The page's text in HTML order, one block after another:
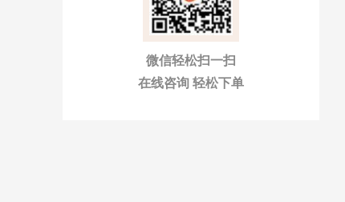
微信轻松扫一扫
在线咨询 轻松下单